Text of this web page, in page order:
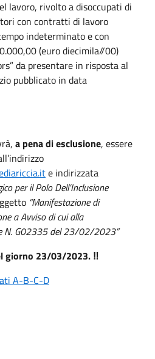
lavoro, rivolto a disoccupati di
con contratti di lavoro
indeterminato e con
(euro diecimila//00)
da presentare in risposta al
pubblicato in data
a pena di esclusione, essere
e indirizzata
per il Polo Dell’Inclusione
“Manifestazione di
a Avviso di cui alla
N. G02335 del 23/02/2023”
giorno 23/03/2023. ‼️
A-B-C-D